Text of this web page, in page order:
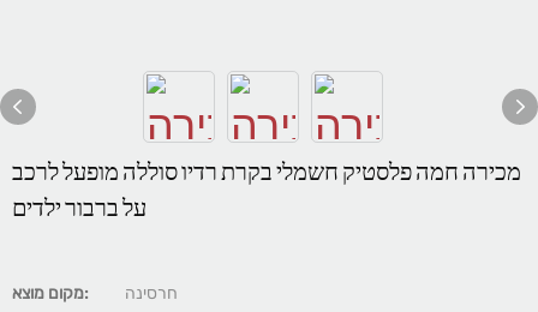
מכירה חמה פלסטיק חשמלי בקרת רדיו סוללה מופעל לרכב
על ברבור ילדים
מקום מוצא: חרסינה